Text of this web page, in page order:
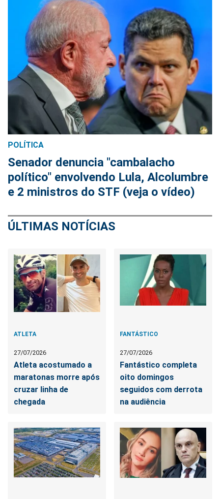
POLÍTICA
Senador denuncia "cambalacho
político" envolvendo Lula, Alcolumbre
e 2 ministros do STF (veja o vídeo)
ÚLTIMAS NOTÍCIAS
ATLETA
27/07/2026
Atleta acostumado a
maratonas morre após
cruzar linha de
chegada
FANTÁSTICO
27/07/2026
Fantástico completa
oito domingos
seguidos com derrota
na audiência